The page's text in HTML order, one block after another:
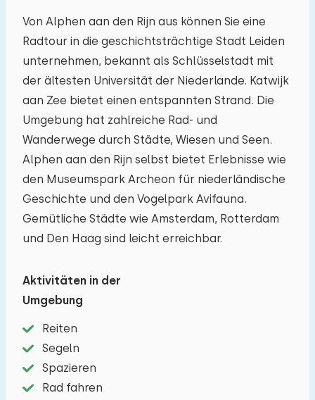
Die maximal zulässige Personenzahl in Häuser
auf diesem Ferienpark beträgt 6.
Sie können
zusätzliche Babys mitbringen (2).
Anzahl der Erwachsene − +
Anzahl der Kinder −
Anzahl der Haustiere
Von Alphen aan den Rijn aus können Sie eine
Radtour in die geschichtsträchtige Stadt Leiden
unternehmen, bekannt als Schlüsselstadt mit
der ältesten Universität der Niederlande. Katwijk
aan Zee bietet einen entspannten Strand. Die
Umgebung hat zahlreiche Rad- und
Wanderwege durch Städte, Wiesen und Seen.
Alphen aan den Rijn selbst bietet Erlebnisse wie
den Museumspark Archeon für niederländische
Geschichte und den Vogelpark Avifauna.
Gemütliche Städte wie Amsterdam, Rotterdam
und Den Haag sind leicht erreichbar.
Aktivitäten in der
Umgebung
Reiten
Segeln
Spazieren
Rad fahren